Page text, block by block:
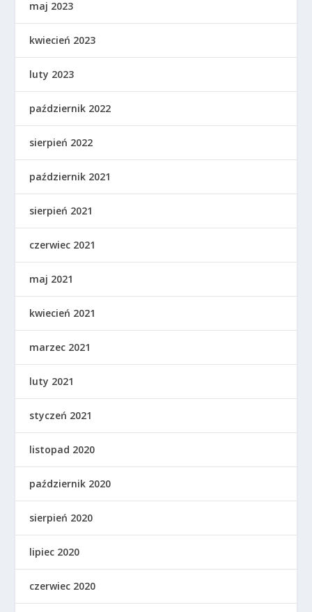
maj 2023
kwiecień 2023
luty 2023
październik 2022
sierpień 2022
październik 2021
sierpień 2021
czerwiec 2021
maj 2021
kwiecień 2021
marzec 2021
luty 2021
styczeń 2021
listopad 2020
październik 2020
sierpień 2020
lipiec 2020
czerwiec 2020